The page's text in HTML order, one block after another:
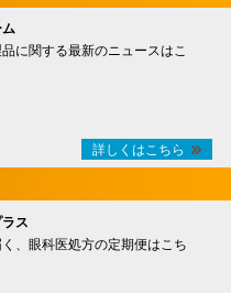
ム
に関する最新のニュースはこ
詳しくはこちら
ス
、眼科医処方の定期便はこち